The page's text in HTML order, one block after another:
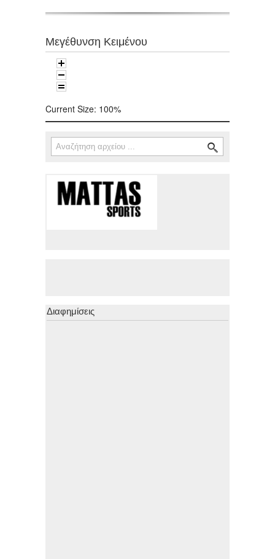
Μεγέθυνση Κειμένου
Current Size: 100%
Φόρμα αναζήτησης
Αναζήτηση
Διαφημίσεις